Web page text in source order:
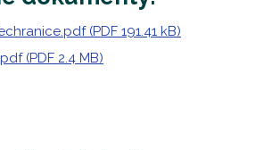
(PDF 191.41 kB)
(PDF 2.4 MB)